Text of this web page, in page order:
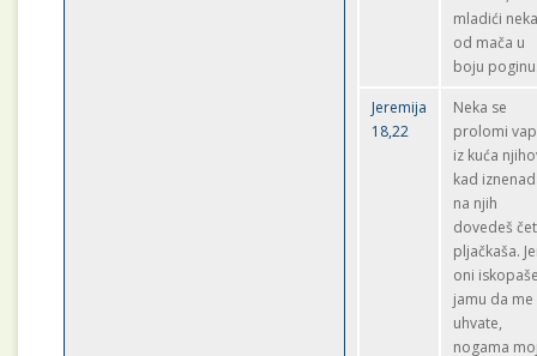
mladići
od mača u
boju
Jeremija
18,22
Neka se
prolomi
iz kuća
kad
na njih
dovedeš
pljačkaša.
oni
jamu da me
uhvate,
nogama